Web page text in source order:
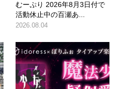
むーぷり 2026年8月3日付で
活動休止中の百瀬あ...
2026.08.04